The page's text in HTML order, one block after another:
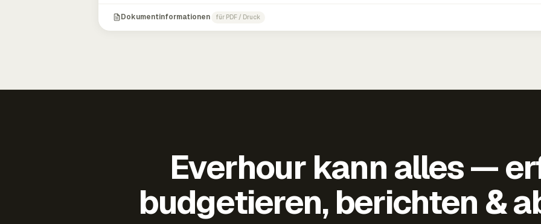
Dokumentinformationen für PDF / Druck
Everhour kann alles —
budgetieren, berichten &